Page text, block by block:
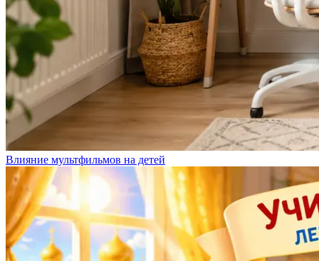
Влияние мультфильмов на детей